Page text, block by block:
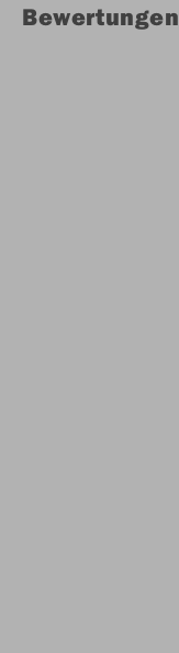
Bewertungen